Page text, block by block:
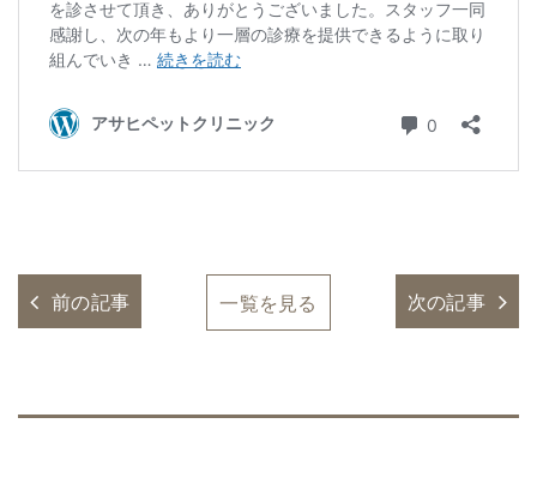
前の記事 一覧を見る 次の記事